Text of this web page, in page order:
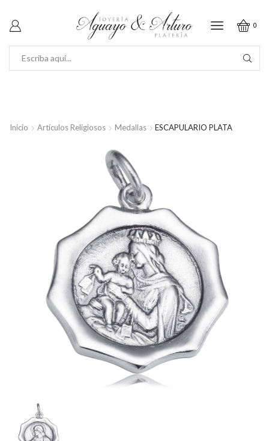
0
Inicio Artículos Religiosos Medallas ESCAPULARIO PLATA